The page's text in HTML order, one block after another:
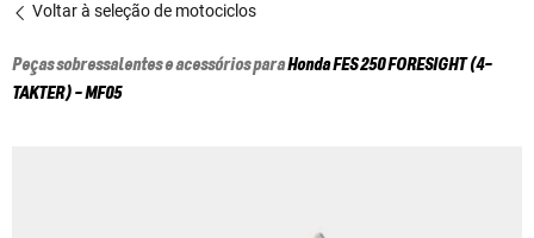
Voltar à seleção de motociclos
Peças sobressalentes e acessórios paraHondaFES 250 FORESIGHT (4-
TAKTER) - MF05